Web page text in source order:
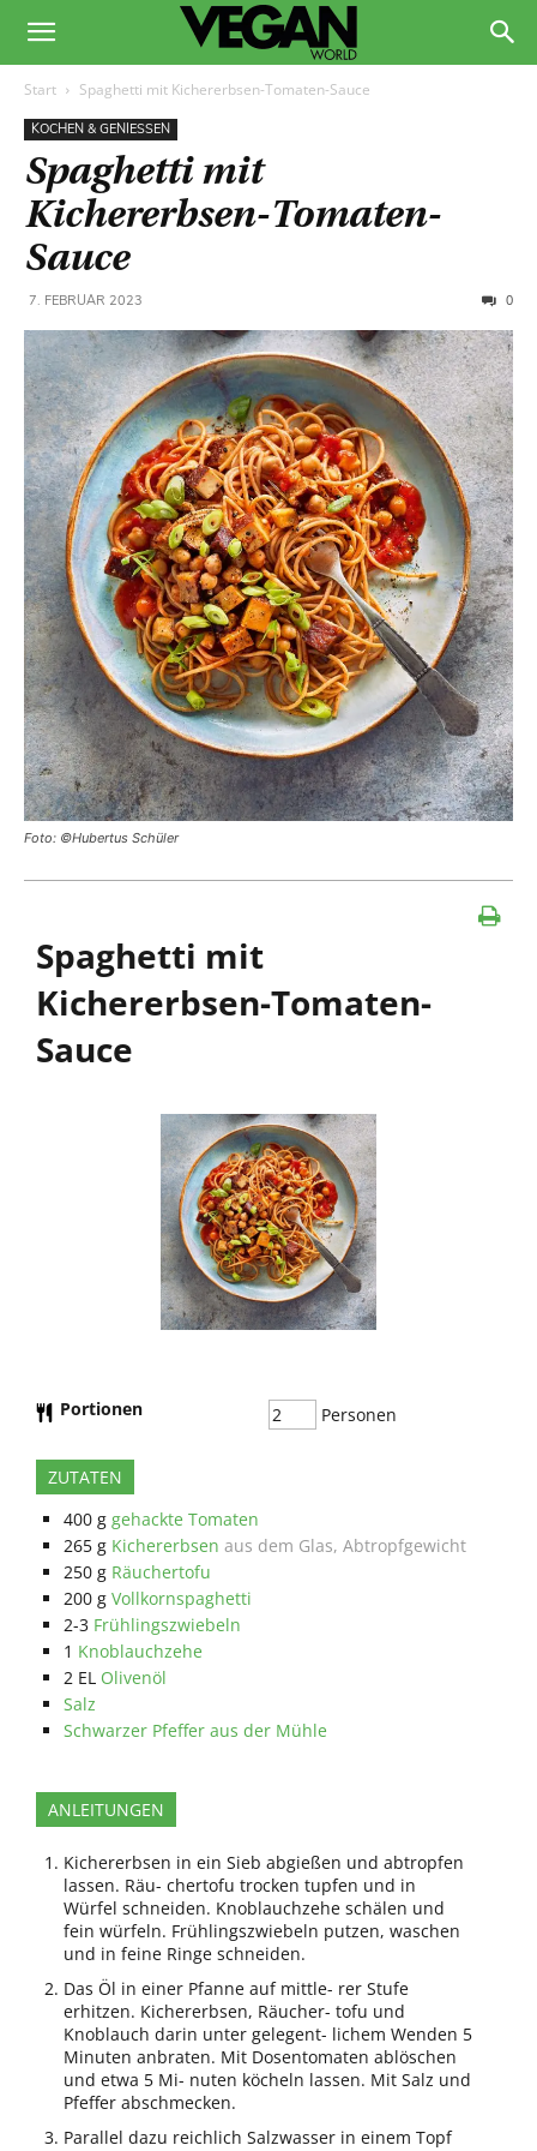
Start Spaghetti mit Kichererbsen-Tomaten-Sauce
KOCHEN & GENIESSEN
Spaghetti mit
Kichererbsen-Tomaten-
Sauce
7. FEBRUAR 2023 0
Foto: ©Hubertus Schüler
Spaghetti mit
Kichererbsen-Tomaten-
Sauce
Portionen Personen
ZUTATEN
400 g gehackte Tomaten
265 g Kichererbsen aus dem Glas, Abtropfgewicht
250 g Räuchertofu
200 g Vollkornspaghetti
2-3 Frühlingszwiebeln
1 Knoblauchzehe
2 EL Olivenöl
Salz
Schwarzer Pfeffer aus der Mühle
ANLEITUNGEN
Kichererbsen in ein Sieb abgießen und abtropfen
lassen. Räu- chertofu trocken tupfen und in
Würfel schneiden. Knoblauchzehe schälen und
fein würfeln. Frühlingszwiebeln putzen, waschen
und in feine Ringe schneiden.
Das Öl in einer Pfanne auf mittle- rer Stufe
erhitzen. Kichererbsen, Räucher- tofu und
Knoblauch darin unter gelegent- lichem Wenden 5
Minuten anbraten. Mit Dosentomaten ablöschen
und etwa 5 Mi- nuten köcheln lassen. Mit Salz und
Pfeffer abschmecken.
Parallel dazu reichlich Salzwasser in einem Topf